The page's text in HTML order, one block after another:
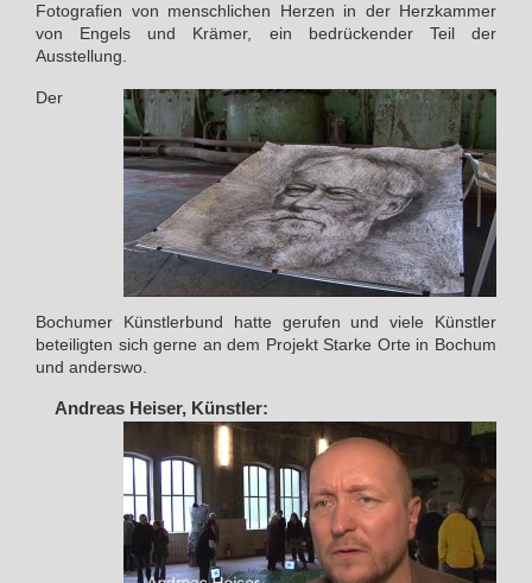
Fotografien von menschlichen Herzen in der Herzkammer
von Engels und Krämer, ein bedrückender Teil der
Ausstellung.
Der
Bochumer Künstlerbund hatte gerufen und viele Künstler
beteiligten sich gerne an dem Projekt Starke Orte in Bochum
und anderswo.
Andreas Heiser, Künstler: